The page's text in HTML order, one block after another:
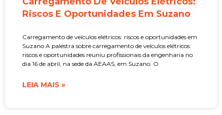
Riscos E Oportunidades Em Suzano
Carregamento de veículos elétricos: riscos e oportunidades em
Suzano A palestra sobre carregamento de veículos elétricos:
riscos e oportunidades reuniu profissionais da engenharia no
dia 16 de abril, na sede da AEAAS, em Suzano. O
LEIA MAIS »